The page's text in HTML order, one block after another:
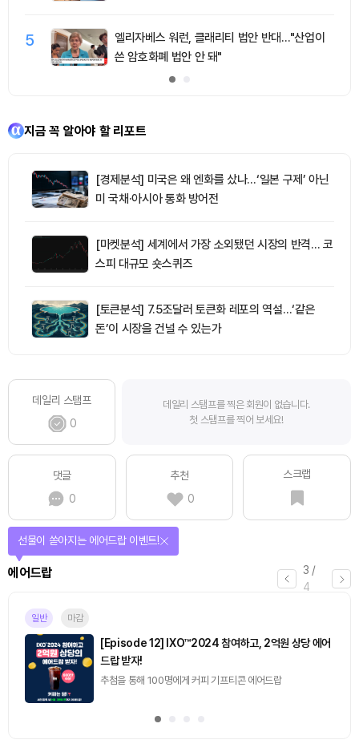
5
엘리자베스 워런, 클래리티 법안 반대…"산업이
쓴 암호화폐 법안 안 돼"
지금 꼭 알아야 할 리포트
[경제분석] 미국은 왜 엔화를 샀나…‘일본 구제’ 아닌
미 국채·아시아 통화 방어전
[마켓분석] 세계에서 가장 소외됐던 시장의 반격… 코
스피 대규모 숏스퀴즈
[토큰분석] 7.5조달러 토큰화 레포의 역설…‘같은
돈’이 시장을 건널 수 있는가
데일리 스탬프
0
데일리 스탬프를 찍은 회원이 없습니다.
첫 스탬프를 찍어 보세요!
댓글
0
추천
0
스크랩
4 /
4
퀴즈
퀴즈풀고 선물 받자!
진행중
[토큰포스트] 기사 퀴즈 658회차
2026.08.07 (금) ~ 2026.08.08 (토)